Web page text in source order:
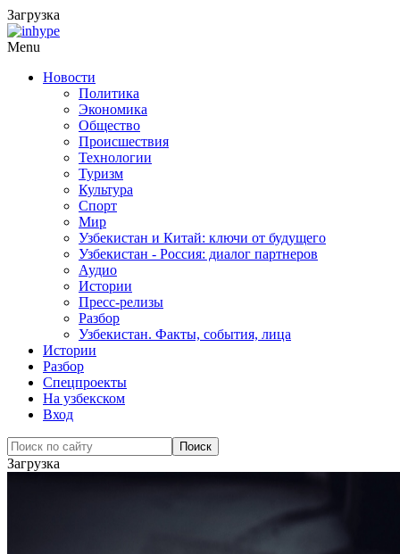
Загрузка
Menu
Новости
Политика
Экономика
Общество
Происшествия
Технологии
Туризм
Культура
Спорт
Мир
Узбекистан и Китай: ключи от будущего
Узбекистан - Россия: диалог партнеров
Аудио
Истории
Пресс-релизы
Разбор
Узбекистан. Факты, события, лица
Истории
Разбор
Спецпроекты
На узбекском
Вход
Загрузка